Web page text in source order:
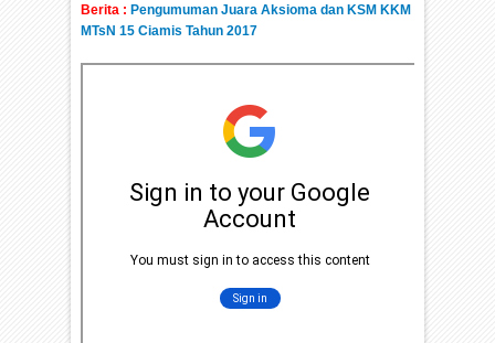
Berita : Pengumuman Juara Aksioma dan KSM KKM
MTsN 15 Ciamis Tahun 2017